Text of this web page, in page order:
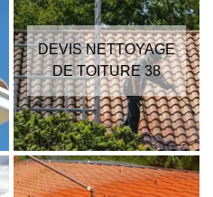
DEVIS NETTOYAGE
DE TOITURE 38